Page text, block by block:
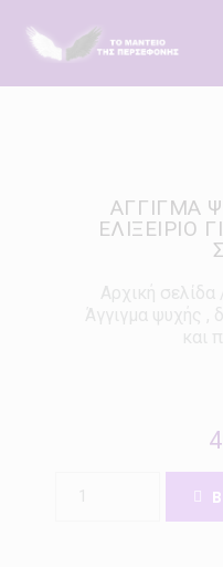
ΆΓΓΙΓΜΑ
ΕΛΙΞΕΙΡΙΟ
Αρχική σελίδα
Άγγιγμα ψυχής ,
και